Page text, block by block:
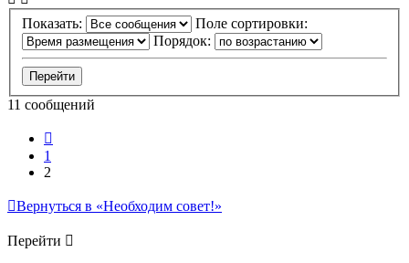
Показать:
Поле сортировки:
Порядок:
11 сообщений
1
2
Вернуться в «Необходим совет!»
Перейти